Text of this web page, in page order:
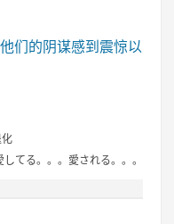
们的阴谋感到震惊以
してる。。。愛される。。。